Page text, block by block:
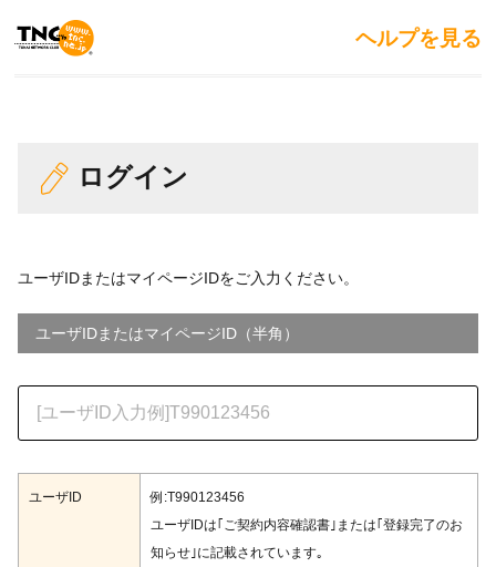
ヘルプを見る
ログイン
ユーザIDまたはマイページIDをご入力ください。
ユーザIDまたはマイページID（半角）
ユーザID
例:T990123456
ユーザIDは｢ご契約内容確認書｣または｢登録完了のお
知らせ｣に記載されています｡